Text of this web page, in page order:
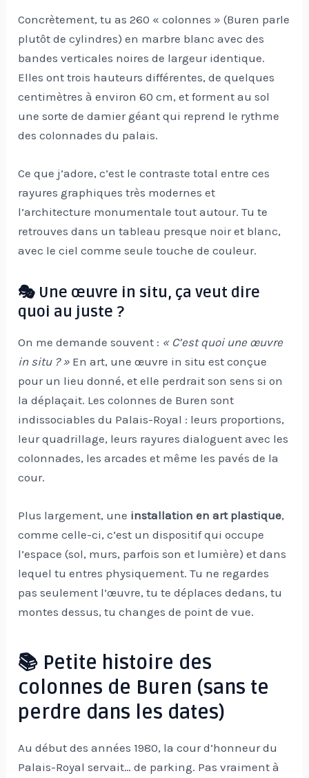
Concrètement, tu as 260 « colonnes » (Buren parle
plutôt de cylindres) en marbre blanc avec des
bandes verticales noires de largeur identique.
Elles ont trois hauteurs différentes, de quelques
centimètres à environ 60 cm, et forment au sol
une sorte de damier géant qui reprend le rythme
des colonnades du palais.
Ce que j’adore, c’est le contraste total entre ces
rayures graphiques très modernes et
l’architecture monumentale tout autour. Tu te
retrouves dans un tableau presque noir et blanc,
avec le ciel comme seule touche de couleur.
🎭 Une œuvre in situ, ça veut dire
quoi au juste ?
On me demande souvent : « C’est quoi une œuvre
in situ ? » En art, une œuvre in situ est conçue
pour un lieu donné, et elle perdrait son sens si on
la déplaçait. Les colonnes de Buren sont
indissociables du Palais-Royal : leurs proportions,
leur quadrillage, leurs rayures dialoguent avec les
colonnades, les arcades et même les pavés de la
cour.
Plus largement, une installation en art plastique,
comme celle-ci, c’est un dispositif qui occupe
l’espace (sol, murs, parfois son et lumière) et dans
lequel tu entres physiquement. Tu ne regardes
pas seulement l’œuvre, tu te déplaces dedans, tu
montes dessus, tu changes de point de vue.
📚 Petite histoire des
colonnes de Buren (sans te
perdre dans les dates)
Au début des années 1980, la cour d’honneur du
Palais-Royal servait… de parking. Pas vraiment à